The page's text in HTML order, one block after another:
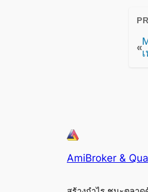
«
AmiBroker &